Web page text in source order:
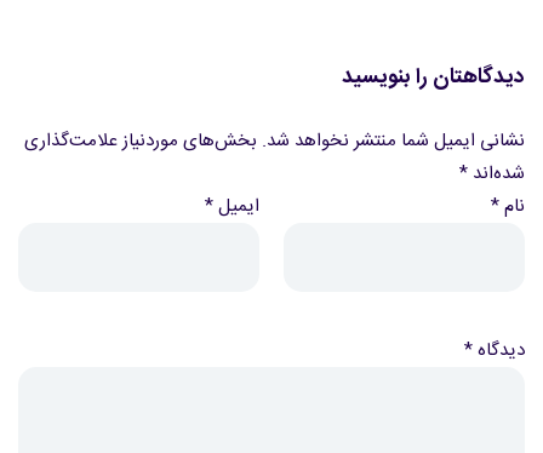
دیدگاهتان را بنویسید
نشانی ایمیل شما منتشر نخواهد شد. بخش‌های موردنیاز علامت‌گذاری
شده‌اند *
دیدگاه*
نام* ایمیل*